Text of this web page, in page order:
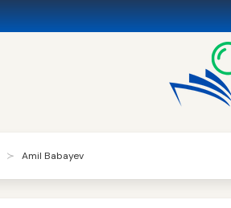
Amil Babayev